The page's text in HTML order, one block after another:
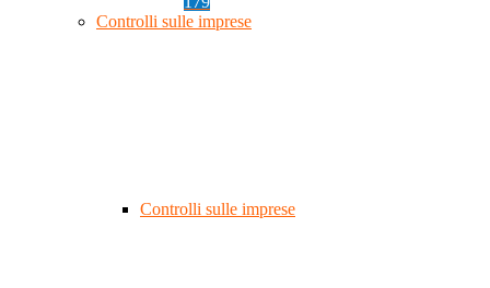
Controlli sulle imprese
Controlli sulle imprese